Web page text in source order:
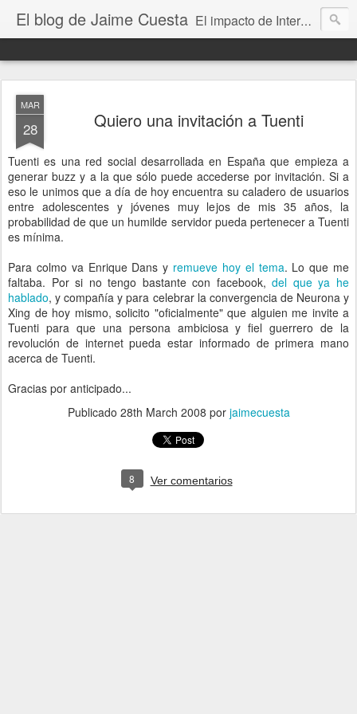
El blog de Jaime Cuesta El impacto de Internet en la sociedad visto con mis propios ojos
MAR
28 Quiero una invitación a Tuenti
Tuenti es una red social desarrollada en España que empieza a
generar buzz y a la que sólo puede accederse por invitación. Si a
eso le unimos que a día de hoy encuentra su caladero de usuarios
entre adolescentes y jóvenes muy lejos de mis 35 años, la
probabilidad de que un humilde servidor pueda pertenecer a Tuenti
es mínima.
Para colmo va Enrique Dans y remueve hoy el tema. Lo que me
faltaba. Por si no tengo bastante con facebook,del que ya he
hablado, y compañía y para celebrar la convergencia de Neurona y
Xing de hoy mismo, solicito "oficialmente" que alguien me invite a
Tuenti para que una persona ambiciosa y fiel guerrero de la
revolución de internet pueda estar informado de primera mano
acerca de Tuenti.
Gracias por anticipado...
Publicado 28th March 2008 por jaimecuesta
8 Ver comentarios